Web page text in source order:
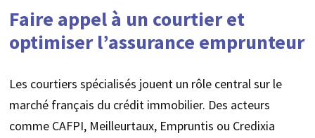
Faire appel à un courtier et
optimiser l’assurance emprunteur
Les courtiers spécialisés jouent un rôle central sur le
marché français du crédit immobilier. Des acteurs
comme CAFPI, Meilleurtaux, Empruntis ou Credixia